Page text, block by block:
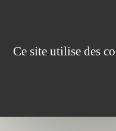
2026, de 10h à 18h.
et 4, arrêt Albert 1
Peyrou.
Ce site utilise des